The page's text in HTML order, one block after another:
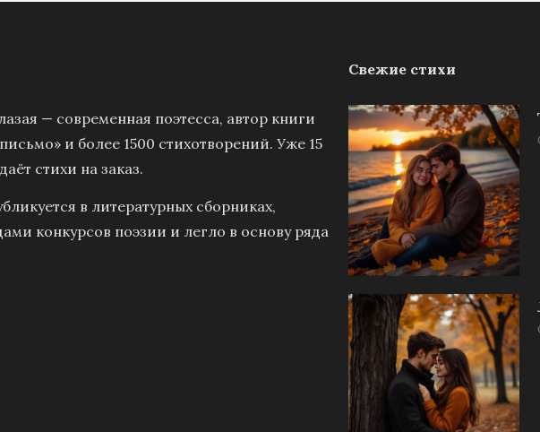
— современная поэтесса, автор книги
и более 1500 стихотворений. Уже 15
стихи на заказ.
в литературных сборниках,
конкурсов поэзии и легло в основу ряда
Свежие стихи